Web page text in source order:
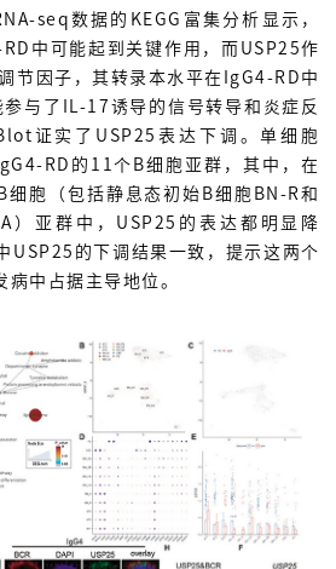
seq数据的KEGG富集分析显示，
中可能起到关键作用，而USP25作
节因子，其转录本水平在IgG4-RD中
与了IL-17诱导的信号转导和炎症反
证实了USP25表达下调。单细胞
RD的11个B细胞亚群，其中，在
细胞（包括静息态初始B细胞BN-R和
）亚群中，USP25的表达都明显降
的下调结果一致，提示这两个
病中占据主导地位。